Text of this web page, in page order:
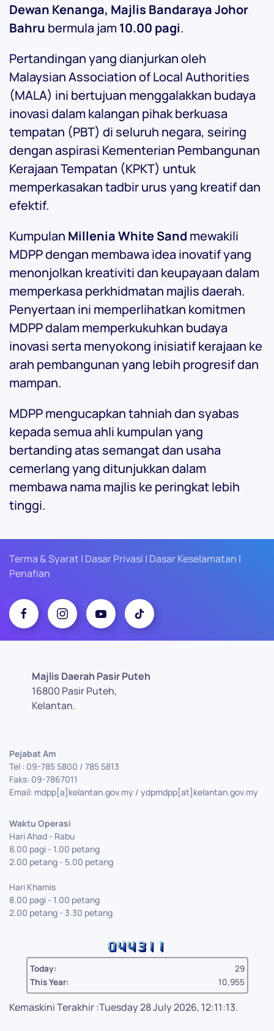
Dewan Kenanga, Majlis Bandaraya Johor
Bahru bermula jam10.00 pagi.
Pertandingan yang dianjurkan oleh
Malaysian Association of Local Authorities
(MALA) ini bertujuan menggalakkan budaya
inovasi dalam kalangan pihak berkuasa
tempatan (PBT) di seluruh negara, seiring
dengan aspirasi Kementerian Pembangunan
Kerajaan Tempatan (KPKT) untuk
memperkasakan tadbir urus yang kreatif dan
efektif.
Kumpulan Millenia White Sand mewakili
MDPP dengan membawa idea inovatif yang
menonjolkan kreativiti dan keupayaan dalam
memperkasa perkhidmatan majlis daerah.
Penyertaan ini memperlihatkan komitmen
MDPP dalam memperkukuhkan budaya
inovasi serta menyokong inisiatif kerajaan ke
arah pembangunan yang lebih progresif dan
mampan.
MDPP mengucapkan tahniah dan syabas
kepada semua ahli kumpulan yang
bertanding atas semangat dan usaha
cemerlang yang ditunjukkan dalam
membawa nama majlis ke peringkat lebih
tinggi.
Terma & Syarat | Dasar Privasi | Dasar Keselamatan |
Penafian
Majlis Daerah Pasir Puteh
16800 Pasir Puteh,
Kelantan.
Pejabat Am
Tel : 09-785 5800 / 785 5813
Faks: 09-7867011
Email: mdpp[a]kelantan.gov.my / ydpmdpp[at]kelantan.gov.my
Waktu Operasi
Hari Ahad - Rabu
8.00 pagi - 1.00 petang
2.00 petang - 5.00 petang
Hari Khamis
8.00 pagi - 1.00 petang
2.00 petang - 3.30 petang
Today:
29
This Year:
10,955
Kemaskini Terakhir :Tuesday 28 July 2026, 12:11:13.